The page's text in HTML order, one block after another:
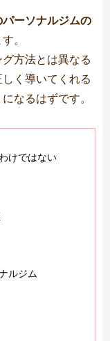
ーソナルジムの
。
方法とは異なる
く導いてくれる
なるはずです。
けではない
ルジム